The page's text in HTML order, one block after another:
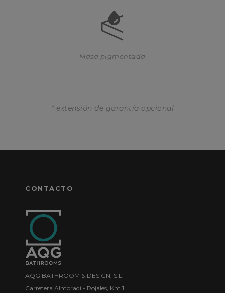
Masa pigmentada
* extensión de garantía opcional
CONTACTO
AQG BATHROOM & DESIGN, S.L.
Carretera Almoradí - Rojales, Km 1